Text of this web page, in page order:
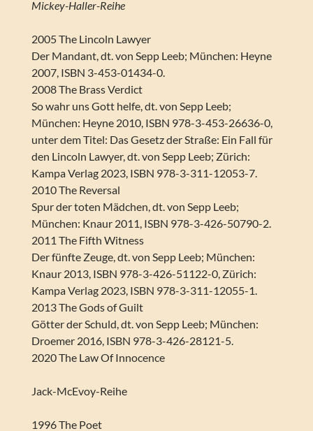
Mickey-Haller-Reihe
2005 The Lincoln Lawyer
Der Mandant, dt. von Sepp Leeb; München: Heyne
2007, ISBN 3-453-01434-0.
2008 The Brass Verdict
So wahr uns Gott helfe, dt. von Sepp Leeb;
München: Heyne 2010, ISBN 978-3-453-26636-0,
unter dem Titel: Das Gesetz der Straße: Ein Fall für
den Lincoln Lawyer, dt. von Sepp Leeb; Zürich:
Kampa Verlag 2023, ISBN 978-3-311-12053-7.
2010 The Reversal
Spur der toten Mädchen, dt. von Sepp Leeb;
München: Knaur 2011, ISBN 978-3-426-50790-2.
2011 The Fifth Witness
Der fünfte Zeuge, dt. von Sepp Leeb; München:
Knaur 2013, ISBN 978-3-426-51122-0, Zürich:
Kampa Verlag 2023, ISBN 978-3-311-12055-1.
2013 The Gods of Guilt
Götter der Schuld, dt. von Sepp Leeb; München:
Droemer 2016, ISBN 978-3-426-28121-5.
2020 The Law Of Innocence
Jack-McEvoy-Reihe
1996 The Poet